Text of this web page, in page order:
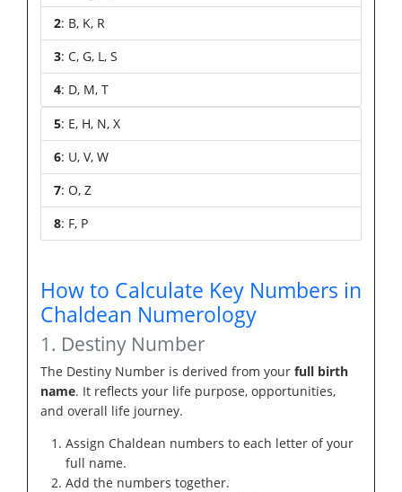
2: B, K, R
3: C, G, L, S
4: D, M, T
5: E, H, N, X
6: U, V, W
7: O, Z
8: F, P
How to Calculate Key Numbers in
Chaldean Numerology
1. Destiny Number
The Destiny Number is derived from your full birth
name. It reflects your life purpose, opportunities,
and overall life journey.
Assign Chaldean numbers to each letter of your
full name.
Add the numbers together.